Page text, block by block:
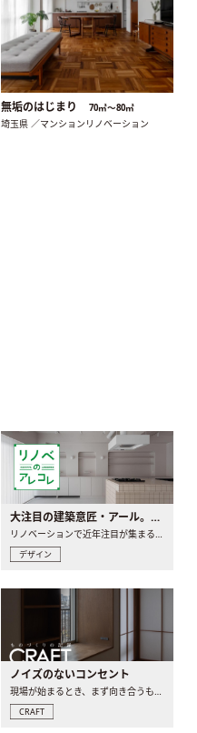
無垢のはじまり 70㎡〜80㎡
埼玉県 ／マンションリノベーション
大注目の建築意匠・アール。人気の理由と空間に取り入れるポイント
デザイン
ノイズのないコンセント
CRAFT